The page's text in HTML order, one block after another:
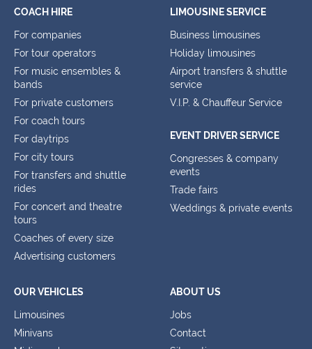
COACH HIRE
For companies
For tour operators
For music ensembles &
bands
For private customers
For coach tours
For daytrips
For city tours
For transfers and shuttle
rides
For concert and theatre
tours
Coaches of every size
Advertising customers
LIMOUSINE SERVICE
Business limousines
Holiday limousines
Airport transfers & shuttle
service
V.I.P. & Chauffeur Service
EVENT DRIVER SERVICE
Congresses & company
events
Trade fairs
Weddings & private events
OUR VEHICLES
Limousines
Minivans
ABOUT US
Jobs
Contact